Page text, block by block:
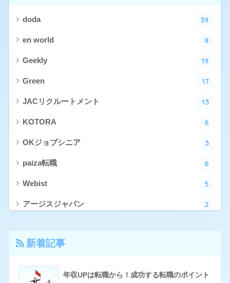
doda 39
en world 8
Geekly 19
Green 17
JACリクルートメント 13
KOTORA 6
OKジョブシニア 3
paiza転職 6
Webist 5
アージスジャパン 2
エン転職
新着記事
年収UPは転職から！成功する転職のポイント